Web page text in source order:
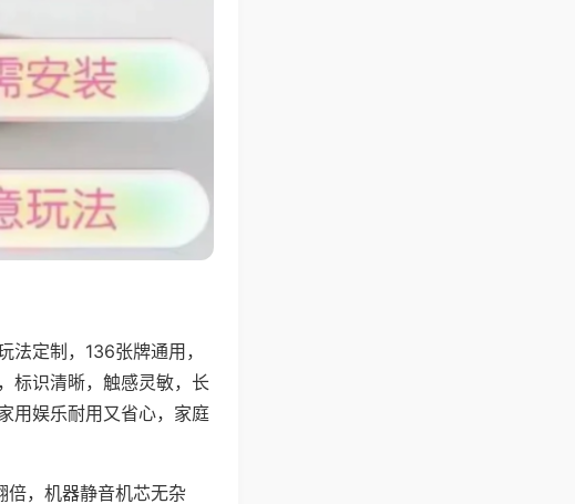
法定制，136张牌通用，
标识清晰，触感灵敏，长
用娱乐耐用又省心，家庭
倍，机器静音机芯无杂